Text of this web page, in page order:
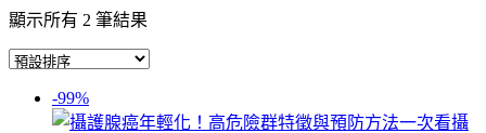
顯示所有 2 筆結果
-99%
攝